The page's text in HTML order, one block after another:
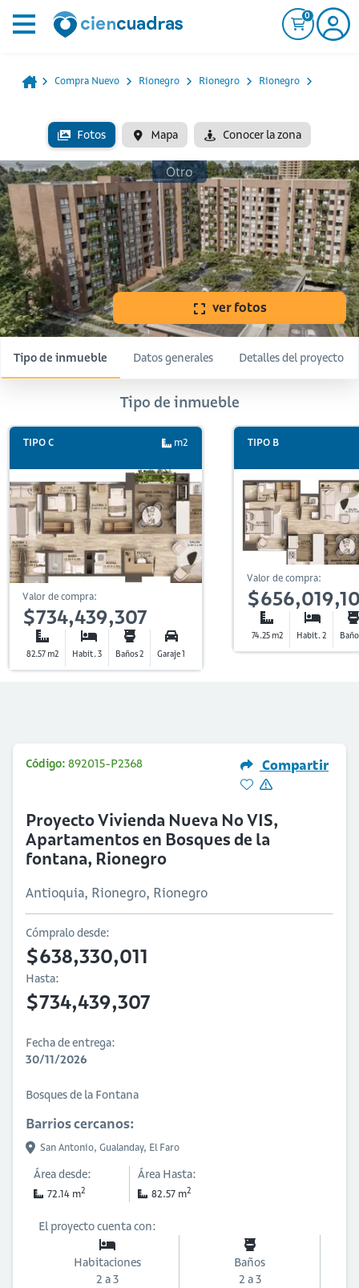
0
Compra Nuevo Rionegro Rionegro Rionegro
Fotos Mapa Conocer la zona
Otro
ver fotos
Tipo de inmueble Datos generales Detalles del proyecto
Tipo de inmueble
TIPO C m2
Valor de compra:
$734,439,307
82.57 m2 Habit. 3 Baños 2 Garaje 1
TIPO B
Valor de compra:
74.25 m2 Habit. 2
Código: 892015-P2368 Compartir
Proyecto Vivienda Nueva No VIS,
Apartamentos en Bosques de la
fontana, Rionegro
Antioquia, Rionegro, Rionegro
Cómpralo desde:
$638,330,011
Hasta:
$734,439,307
Fecha de entrega:
30/11/2026
Bosques de la Fontana
Barrios cercanos:
San Antonio, Gualanday, El Faro
Área desde:
72.14 m2
Área Hasta:
82.57 m2
El proyecto cuenta con:
Habitaciones
2 a 3
Baños
2 a 3